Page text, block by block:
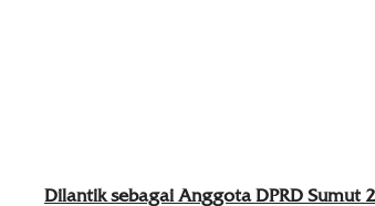
Dilantik sebagai Anggota DPRD Sumut